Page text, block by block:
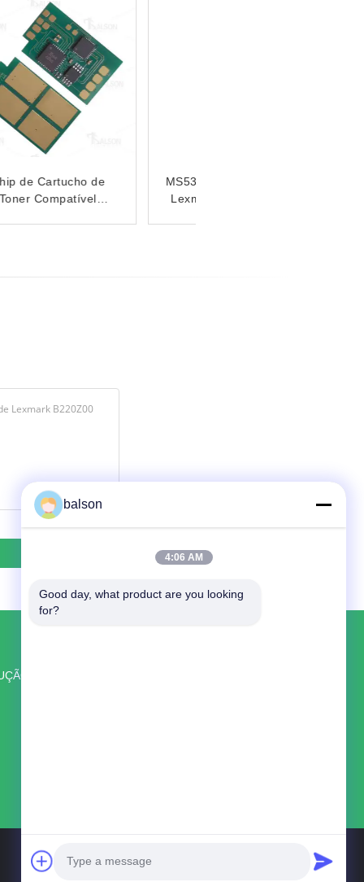
Substituição do chip do
cartucho de toner
balson
4:06 AM
Good day, what product are you looking
for?